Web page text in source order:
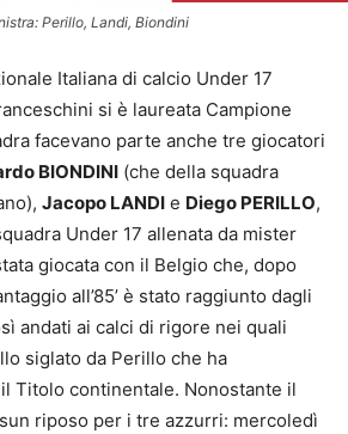
Perillo, Landi, Biondini
Italiana di calcio Under 17
si è laureata Campione
facevano parte anche tre giocatori
BIONDINI (che della squadra
Jacopo LANDI e Diego PERILLO,
Under 17 allenata da mister
giocata con il Belgio che, dopo
all’85’ è stato raggiunto dagli
andati ai calci di rigore nei quali
siglato da Perillo che ha
Titolo continentale. Nonostante il
riposo per i tre azzurri: mercoledì